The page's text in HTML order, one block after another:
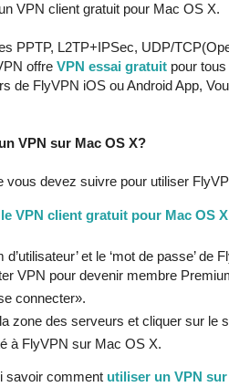
VPN client gratuit pour Mac OS X.
PPTP, L2TP+IPSec, UDP/
offre VPN essai gratuit pour
de FlyVPN iOS ou Android App,
VPN sur Mac OS X?
vous devez suivre pour utiliser
VPN client gratuit pour Mac OS X
d’utilisateur’ et le ‘mot de passe’
VPN pour devenir membre
connecter».
zone des serveurs et cliquer sur le
à FlyVPN sur Mac OS X.
savoir comment utiliser un VPN